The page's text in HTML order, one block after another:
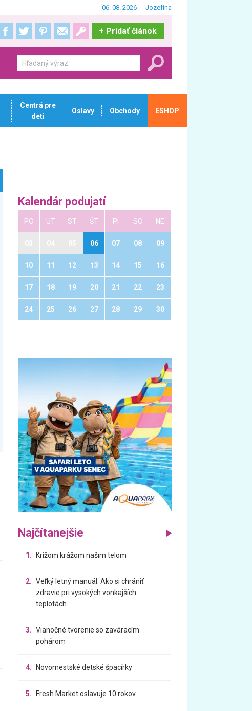
06. 08. 2026 Jozefína
+ Pridať článok
Centrá pre
deti
Oslavy Obchody ESHOP
Kalendár podujatí
PO UT ST ŠT PI SO NE
06 07 08 09
10 11 12 13 14 15 16
17 18 19 20 21 22 23
24 25 26 27 28 29 30
Najčítanejšie
1. Krížom krážom našim telom
2. Veľký letný manuál: Ako si chrániť
zdravie pri vysokých vonkajších
teplotách
3. Vianočné tvorenie so zaváracím
pohárom
4. Novomestské detské špacírky
5. Fresh Market oslavuje 10 rokov